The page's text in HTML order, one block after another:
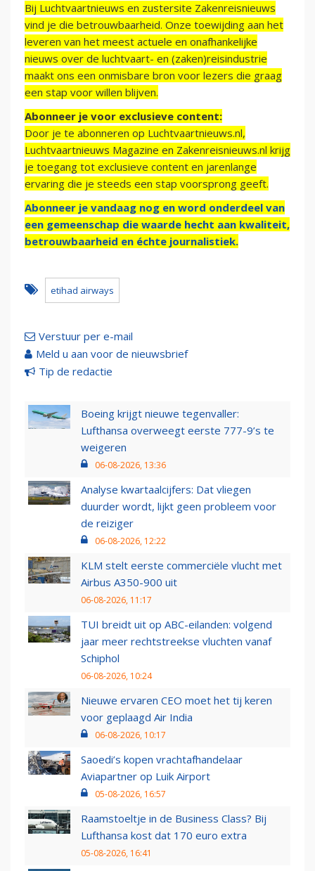
Bij Luchtvaartnieuws en zustersite Zakenreisnieuws
vind je die betrouwbaarheid. Onze toewijding aan het
leveren van het meest actuele en onafhankelijke
nieuws over de luchtvaart- en (zaken)reisindustrie
maakt ons een onmisbare bron voor lezers die graag
een stap voor willen blijven.
Abonneer je voor exclusieve content:
Door je te abonneren op Luchtvaartnieuws.nl,
Luchtvaartnieuws Magazine en Zakenreisnieuws.nl krijg
je toegang tot exclusieve content en jarenlange
ervaring die je steeds een stap voorsprong geeft.
Abonneer je vandaag nog en word onderdeel van
een gemeenschap die waarde hecht aan kwaliteit,
betrouwbaarheid en échte journalistiek.
etihad airways
Verstuur per e-mail
Meld u aan voor de nieuwsbrief
Tip de redactie
Boeing krijgt nieuwe tegenvaller:
Lufthansa overweegt eerste 777-9’s te
weigeren
06-08-2026, 13:36
Analyse kwartaalcijfers: Dat vliegen
duurder wordt, lijkt geen probleem voor
de reiziger
06-08-2026, 12:22
KLM stelt eerste commerciële vlucht met
Airbus A350-900 uit
06-08-2026, 11:17
TUI breidt uit op ABC-eilanden: volgend
jaar meer rechtstreekse vluchten vanaf
Schiphol
06-08-2026, 10:24
Nieuwe ervaren CEO moet het tij keren
voor geplaagd Air India
06-08-2026, 10:17
Saoedi’s kopen vrachtafhandelaar
Aviapartner op Luik Airport
05-08-2026, 16:57
Raamstoeltje in de Business Class? Bij
Lufthansa kost dat 170 euro extra
05-08-2026, 16:41